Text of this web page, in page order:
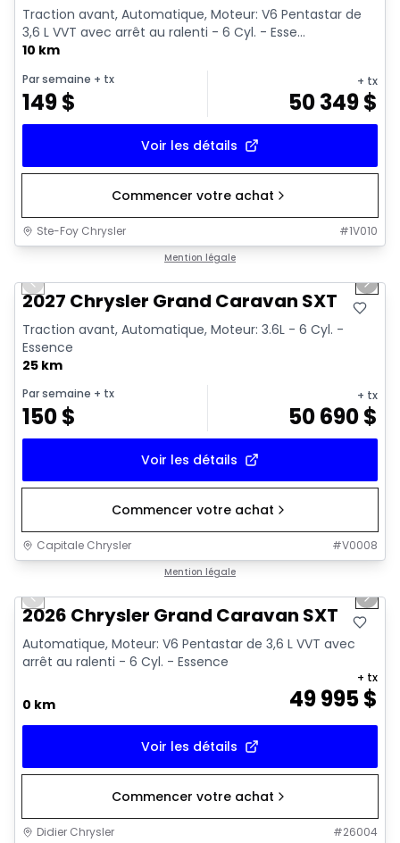
Traction avant, Automatique, Moteur: V6 Pentastar de
3,6 L VVT avec arrêt au ralenti - 6 Cyl. - Esse...
10 km
Par semaine + tx
149$
+ tx
50 349$
Voir les détails
Commencer votre achat
Ste-Foy Chrysler #1V010
Mention légale
Previous slide
Next
2027 Chrysler Grand Caravan SXT
Traction avant, Automatique, Moteur: 3.6L - 6 Cyl. -
Essence
25 km
Par semaine + tx
150$
+ tx
50 690$
Voir les détails
Commencer votre achat
Capitale Chrysler #V0008
Mention légale
Previous slide
Next
2026 Chrysler Grand Caravan SXT
Automatique, Moteur: V6 Pentastar de 3,6 L VVT avec
arrêt au ralenti - 6 Cyl. - Essence
0 km 49 995$
+ tx
Voir les détails
Commencer votre achat
Didier Chrysler #26004